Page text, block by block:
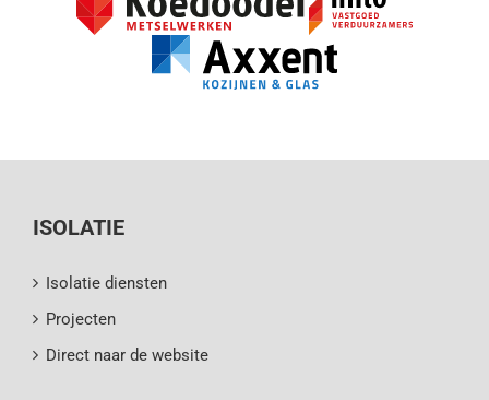
ISOLATIE
Isolatie diensten
Projecten
Direct naar de website